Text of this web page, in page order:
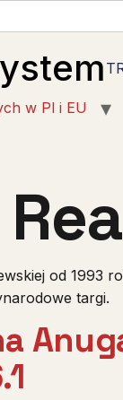
w Pl i EU
od 1993
targi.